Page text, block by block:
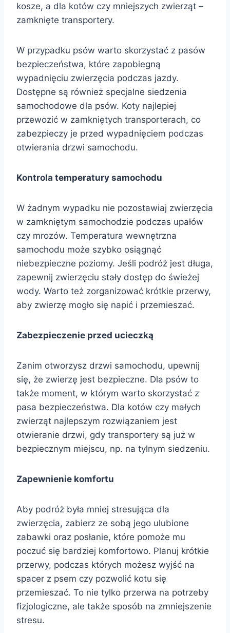
kosze, a dla kotów czy mniejszych zwierząt –
zamknięte transportery.
W przypadku psów warto skorzystać z pasów
bezpieczeństwa, które zapobiegną
wypadnięciu zwierzęcia podczas jazdy.
Dostępne są również specjalne siedzenia
samochodowe dla psów. Koty najlepiej
przewozić w zamkniętych transporterach, co
zabezpieczy je przed wypadnięciem podczas
otwierania drzwi samochodu.
Kontrola temperatury samochodu
W żadnym wypadku nie pozostawiaj zwierzęcia
w zamkniętym samochodzie podczas upałów
czy mrozów. Temperatura wewnętrzna
samochodu może szybko osiągnąć
niebezpieczne poziomy. Jeśli podróż jest długa,
zapewnij zwierzęciu stały dostęp do świeżej
wody. Warto też zorganizować krótkie przerwy,
aby zwierzę mogło się napić i przemieszać.
Zabezpieczenie przed ucieczką
Zanim otworzysz drzwi samochodu, upewnij
się, że zwierzę jest bezpieczne. Dla psów to
także moment, w którym warto skorzystać z
pasa bezpieczeństwa. Dla kotów czy małych
zwierząt najlepszym rozwiązaniem jest
otwieranie drzwi, gdy transportery są już w
bezpiecznym miejscu, np. na tylnym siedzeniu.
Zapewnienie komfortu
Aby podróż była mniej stresująca dla
zwierzęcia, zabierz ze sobą jego ulubione
zabawki oraz posłanie, które pomoże mu
poczuć się bardziej komfortowo. Planuj krótkie
przerwy, podczas których możesz wyjść na
spacer z psem czy pozwolić kotu się
przemieszać. To nie tylko przerwa na potrzeby
fizjologiczne, ale także sposób na zmniejszenie
stresu.